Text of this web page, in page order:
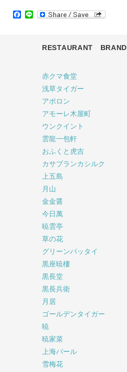
Facebook
Line
RESTAURANT BRAND
赤クマ食堂
浅草タイガー
アポロン
アモーレ木屋町
ウンクイント
雲龍一包軒
おふくと虎吉
カサブランカシルク
上五島
月山
金金醤
今日萬
暁雲亭
草の花
グリーンパッタイ
黒座暁樓
黒長堂
黒長兵衛
月居
ゴールデンタイガー
暁
暁家菜
上海バール
雪梅花